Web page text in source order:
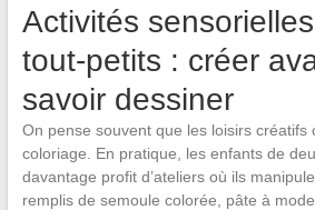
Activités
tout-petits : créer
savoir dessiner
On pense souvent que les loisirs créatifs
coloriage. En pratique, les enfants de
davantage profit d’ateliers où ils
remplis de semoule colorée, pâte à